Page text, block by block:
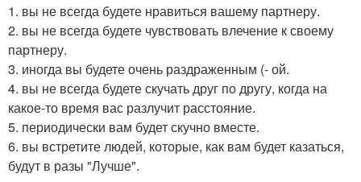
1. вы не всегда будете нравиться вашему партнеру.
2. вы не всегда будете чувствовать влечение к своему
партнеру.
3. иногда вы будете очень раздраженным (- ой.
4. вы не всегда будете скучать друг по другу, когда на
какое-то время вас разлучит расстояние.
5. периодически вам будет скучно вместе.
6. вы встретите людей, которые, как вам будет казаться,
будут в разы "Лучше".